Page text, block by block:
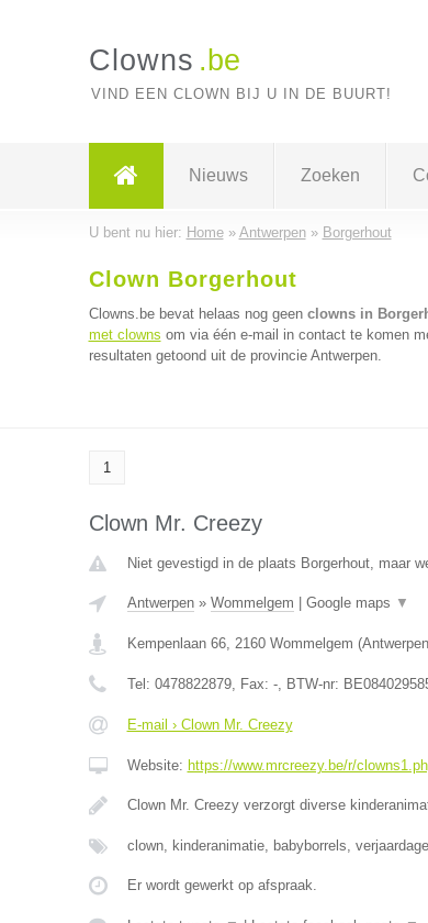
Clowns .be
VIND EEN CLOWN BIJ U IN DE BUURT!
Nieuws Zoeken
U bent nu hier: Home» Antwerpen» Borgerhout
Clown Borgerhout
Clowns.be bevat helaas nog geen clowns in
met clowns om via één e-mail in contact te komen
resultaten getoond uit de provincie Antwerpen.
1
Clown Mr. Creezy
Niet gevestigd in de plaats Borgerhout, maar
Antwerpen» Wommelgem Google maps ▼
Kempenlaan 66, 2160 Wommelgem (Antwerpen
Tel: 0478822879, Fax: -, BTW-nr:
E-mail › Clown Mr. Creezy
Website: https://www.mrcreezy.be/r/
Clown Mr. Creezy verzorgt diverse
clown, kinderanimatie, babyborrels,
Er wordt gewerkt op afspraak.